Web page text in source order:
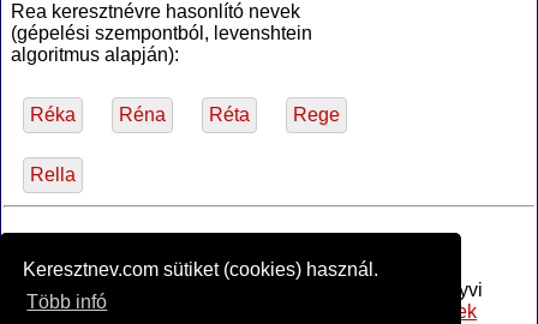
Keresztnev.com sütiket (cookies) használ.
Több infó
Rea keresztnévre hasonlító nevek
(gépelési szempontból, levenshtein
algoritmus alapján):
Réka Réna Réta Rege
Rella
Az MTA Nyelvtudományi Intézete által anyakönyvi
bejegyzésre alkalmasnak minősített
női utónevek